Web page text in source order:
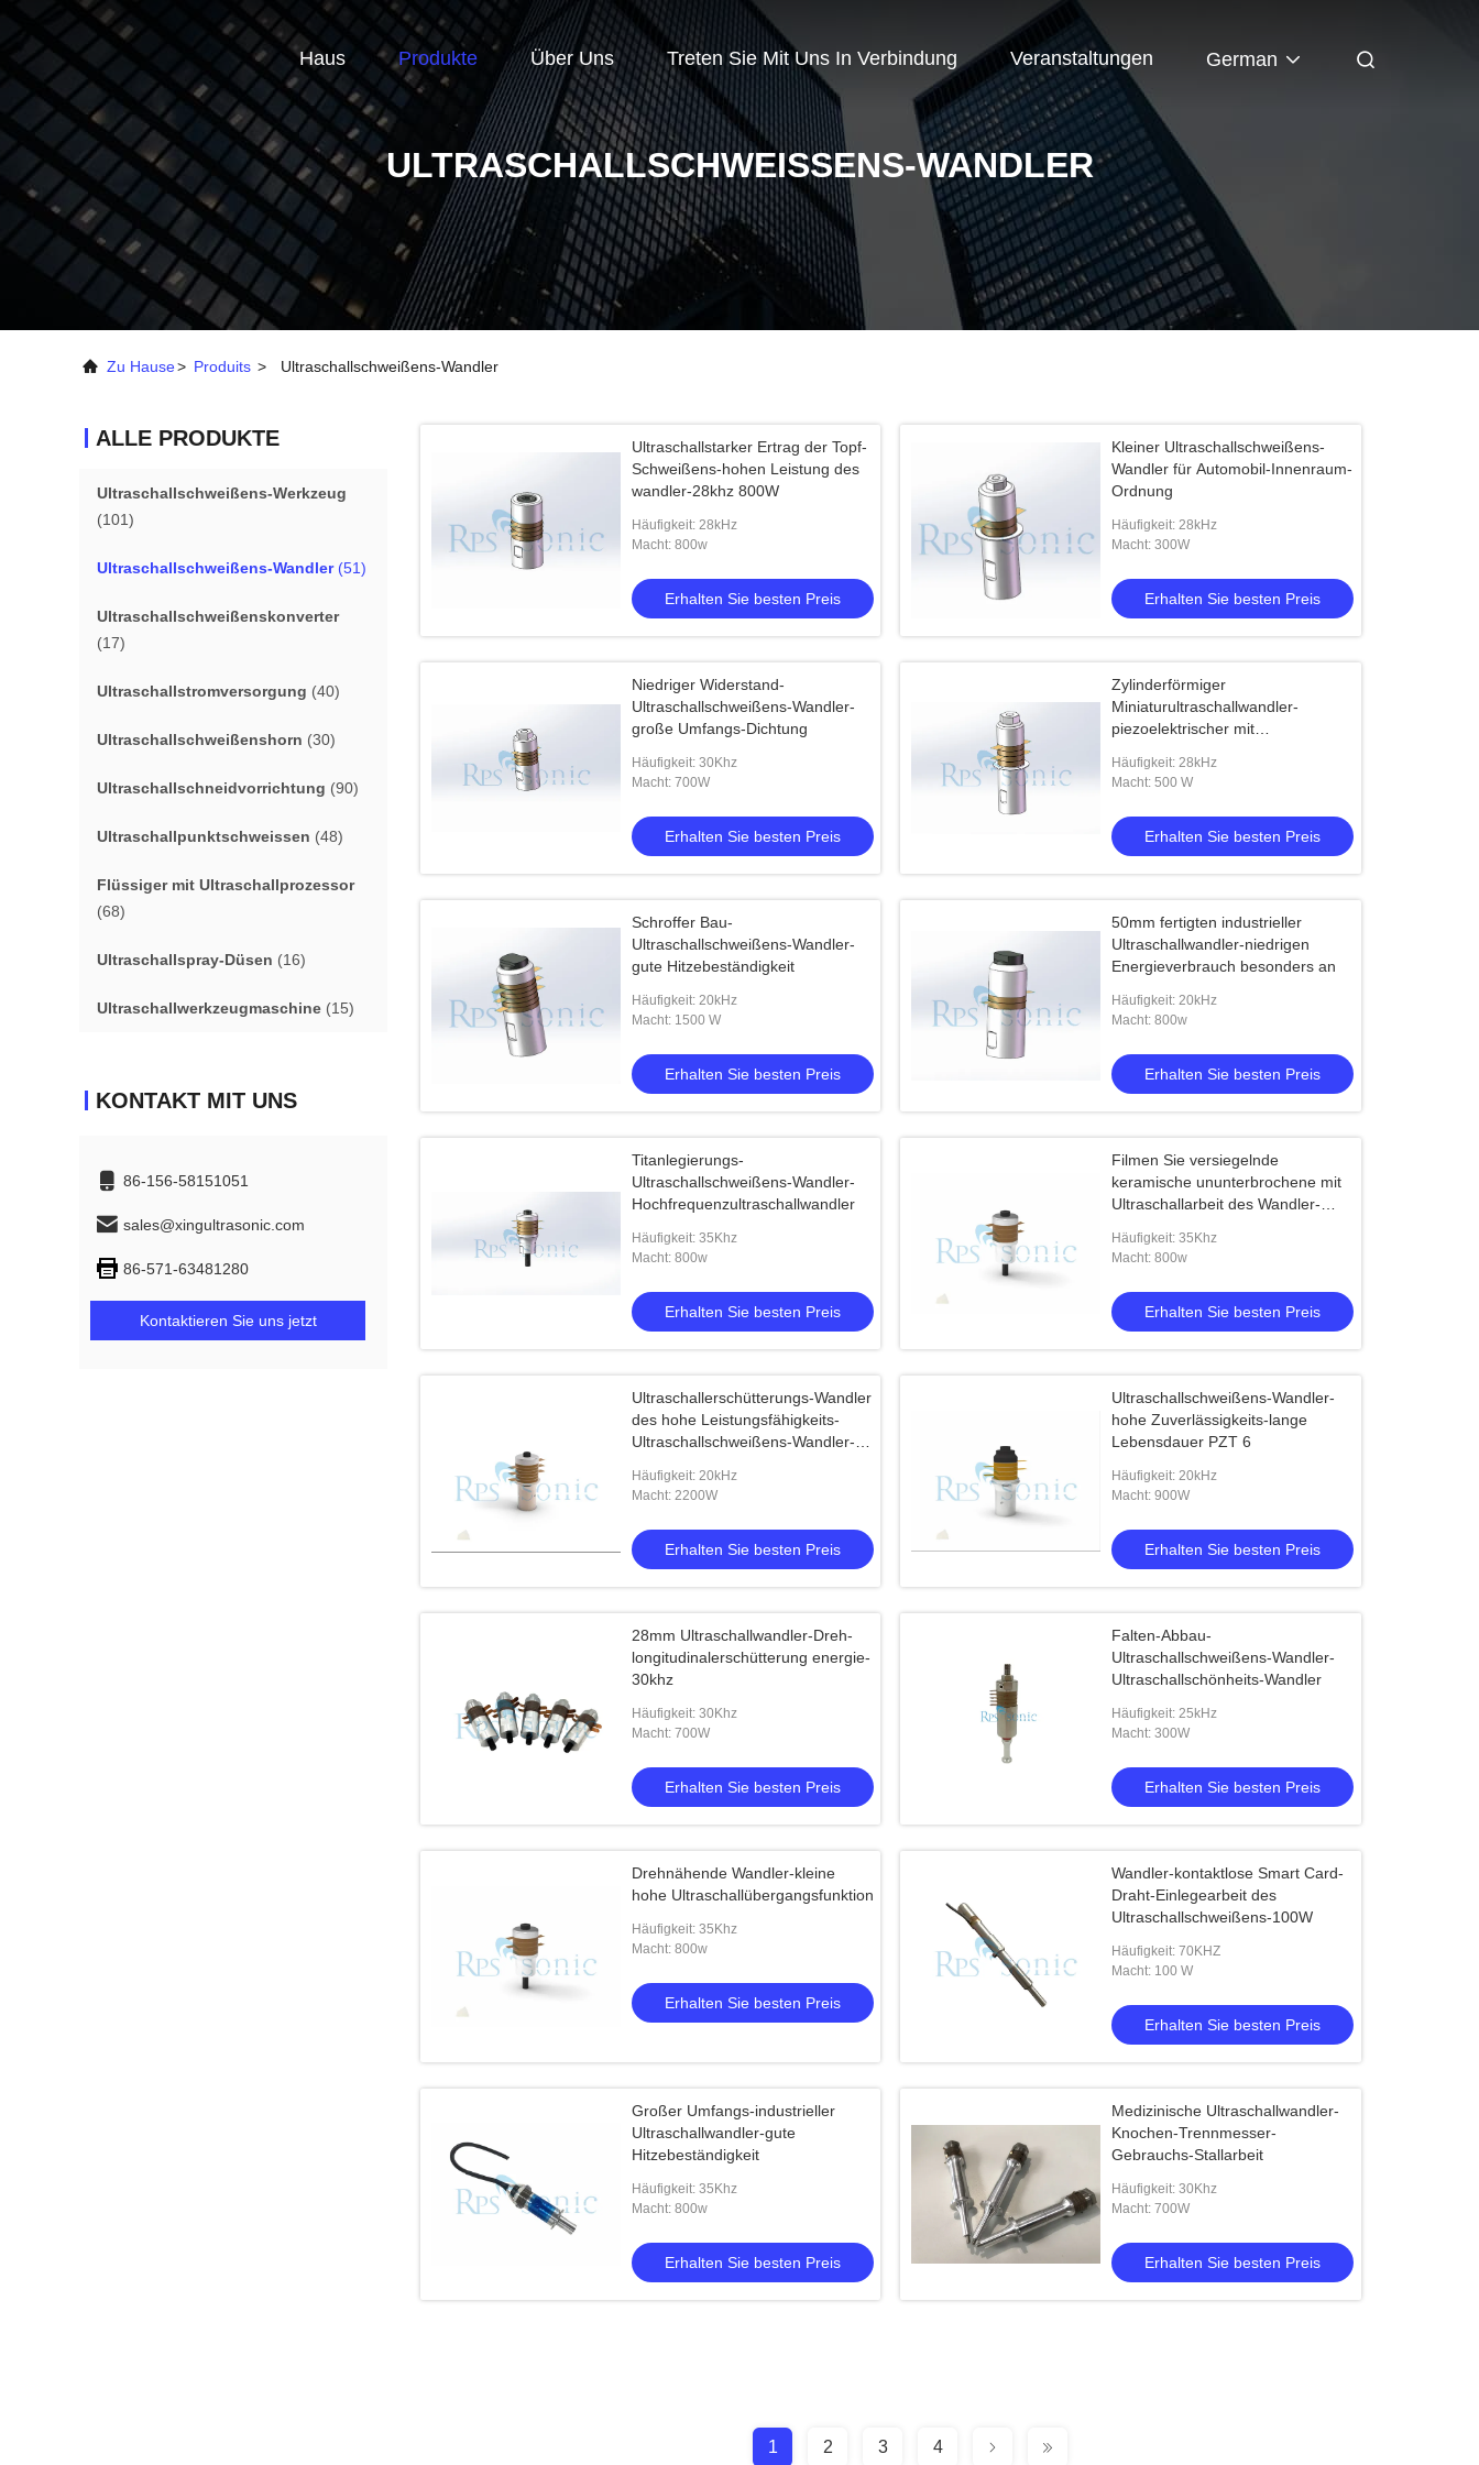
Haus Produkte Über Uns Treten Sie Mit Uns In Verbindung Veranstaltungen German
ULTRASCHALLSCHWEISSENS-WANDLER
Zu Hause> Produits > Ultraschallschweißens-Wandler
ALLE PRODUKTE
Ultraschallschweißens-Werkzeug
(101)
Ultraschallschweißens-Wandler(51)
Ultraschallschweißenskonverter
(17)
Ultraschallstromversorgung (40)
Ultraschallschweißenshorn (30)
Ultraschallschneidvorrichtung (90)
Ultraschallpunktschweissen (48)
Flüssiger mit Ultraschallprozessor
(68)
Ultraschallspray-Düsen (16)
Ultraschallwerkzeugmaschine (15)
KONTAKT MIT UNS
86-156-58151051
sales@xingultrasonic.com
86-571-63481280
Kontaktieren Sie uns jetzt
Ultraschallstarker Ertrag der Topf-
Schweißens-hohen Leistung des
wandler-28khz 800W
Häufigkeit: 28kHz
Macht: 800w
Erhalten Sie besten Preis
Kleiner Ultraschallschweißens-
Wandler für Automobil-Innenraum-
Ordnung
Häufigkeit: 28kHz
Macht: 300W
Erhalten Sie besten Preis
Niedriger Widerstand-
Ultraschallschweißens-Wandler-
große Umfangs-Dichtung
Häufigkeit: 30Khz
Macht: 700W
Erhalten Sie besten Preis
Zylinderförmiger
Miniaturultraschallwandler-
piezoelektrischer mit
Häufigkeit: 28kHz
Macht: 500 W
Erhalten Sie besten Preis
Schroffer Bau-
Ultraschallschweißens-Wandler-
gute Hitzebeständigkeit
Häufigkeit: 20kHz
Macht: 1500 W
Erhalten Sie besten Preis
50mm fertigten industrieller
Ultraschallwandler-niedrigen
Energieverbrauch besonders an
Häufigkeit: 20kHz
Macht: 800w
Erhalten Sie besten Preis
Titanlegierungs-
Ultraschallschweißens-Wandler-
Hochfrequenzultraschallwandler
Häufigkeit: 35Khz
Macht: 800w
Erhalten Sie besten Preis
Filmen Sie versiegelnde
keramische ununterbrochene mit
Ultraschallarbeit des Wandler-
Häufigkeit: 35Khz
Macht: 800w
Erhalten Sie besten Preis
Ultraschallerschütterungs-Wandler
des hohe Leistungsfähigkeits-
Ultraschallschweißens-Wandler-
Häufigkeit: 20kHz
Macht: 2200W
Erhalten Sie besten Preis
Ultraschallschweißens-Wandler-
hohe Zuverlässigkeits-lange
Lebensdauer PZT 6
Häufigkeit: 20kHz
Macht: 900W
Erhalten Sie besten Preis
28mm Ultraschallwandler-Dreh-
longitudinalerschütterung energie-
30khz
Häufigkeit: 30Khz
Macht: 700W
Erhalten Sie besten Preis
Falten-Abbau-
Ultraschallschweißens-Wandler-
Ultraschallschönheits-Wandler
Häufigkeit: 25kHz
Macht: 300W
Erhalten Sie besten Preis
Drehnähende Wandler-kleine
hohe Ultraschallübergangsfunktion
Häufigkeit: 35Khz
Macht: 800w
Erhalten Sie besten Preis
Wandler-kontaktlose Smart Card-
Draht-Einlegearbeit des
Ultraschallschweißens-100W
Häufigkeit: 70KHZ
Macht: 100 W
Erhalten Sie besten Preis
Großer Umfangs-industrieller
Ultraschallwandler-gute
Hitzebeständigkeit
Häufigkeit: 35Khz
Macht: 800w
Erhalten Sie besten Preis
Medizinische Ultraschallwandler-
Knochen-Trennmesser-
Gebrauchs-Stallarbeit
Häufigkeit: 30Khz
Macht: 700W
Erhalten Sie besten Preis
1 2 3 4